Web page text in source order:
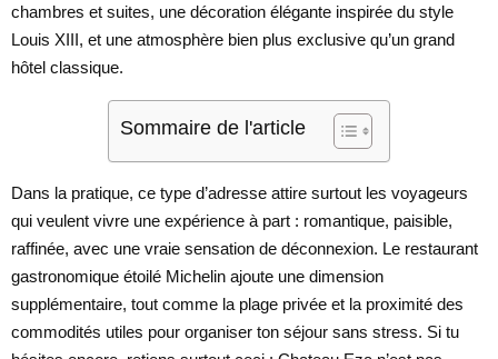
chambres et suites, une décoration élégante inspirée du style
Louis XIII, et une atmosphère bien plus exclusive qu’un grand
hôtel classique.
Sommaire de l'article
Dans la pratique, ce type d’adresse attire surtout les voyageurs
qui veulent vivre une expérience à part : romantique, paisible,
raffinée, avec une vraie sensation de déconnexion. Le restaurant
gastronomique étoilé Michelin ajoute une dimension
supplémentaire, tout comme la plage privée et la proximité des
commodités utiles pour organiser ton séjour sans stress. Si tu